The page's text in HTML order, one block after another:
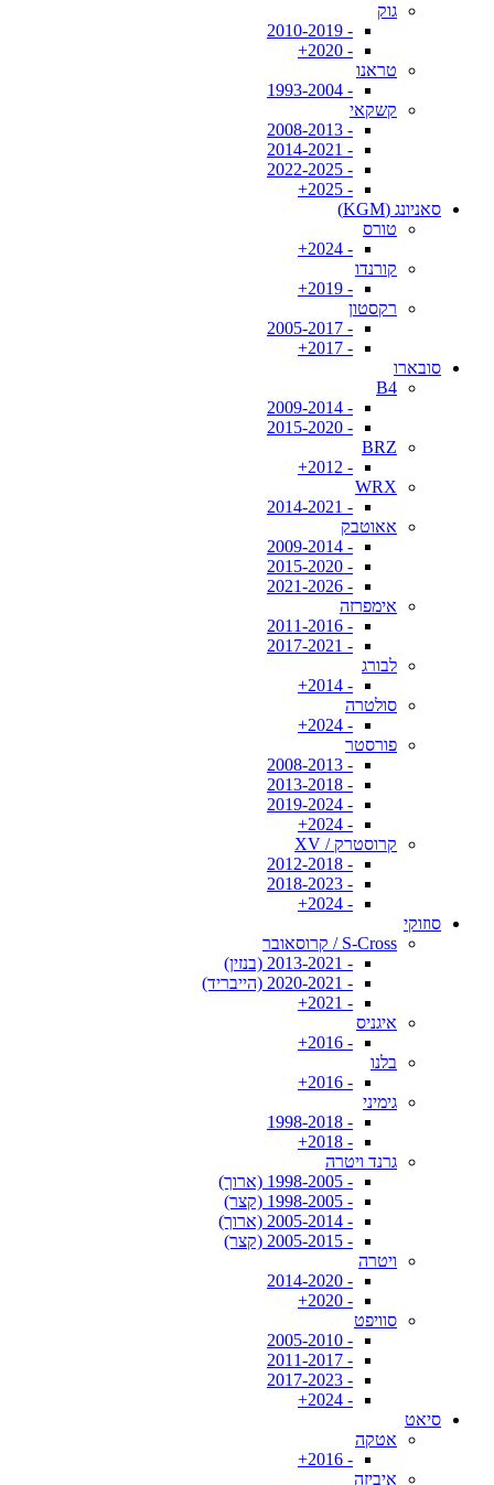
גוק
- 2010-2019
- 2020+
טראנו
- 1993-2004
קשקאי
- 2008-2013
- 2014-2021
- 2022-2025
- 2025+
סאניונג (KGM)
טורס
- 2024+
קורנדו
- 2019+
רקסטון
- 2005-2017
- 2017+
סובארו
B4
- 2009-2014
- 2015-2020
BRZ
- 2012+
WRX
- 2014-2021
אאוטבק
- 2009-2014
- 2015-2020
- 2021-2026
אימפרזה
- 2011-2016
- 2017-2021
לבורג
- 2014+
סולטרה
- 2024+
פורסטר
- 2008-2013
- 2013-2018
- 2019-2024
- 2024+
קרוסטרק / XV
- 2012-2018
- 2018-2023
- 2024+
סוזוקי
S-Cross / קרוסאובר
- 2013-2021 (בנזין)
- 2020-2021 (הייבריד)
- 2021+
איגניס
- 2016+
בלנו
- 2016+
גימיני
- 1998-2018
- 2018+
גרנד ויטרה
- 1998-2005 (ארוך)
- 1998-2005 (קצר)
- 2005-2014 (ארוך)
- 2005-2015 (קצר)
ויטרה
- 2014-2020
- 2020+
סוויפט
- 2005-2010
- 2011-2017
- 2017-2023
- 2024+
סיאט
אטקה
- 2016+
איביזה